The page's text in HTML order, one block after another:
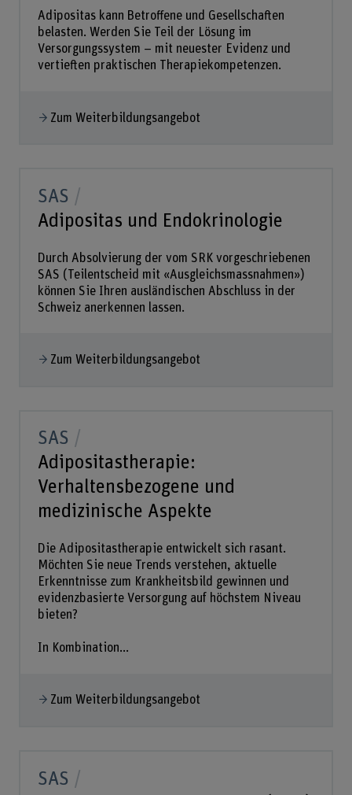
Adipositas kann Betroffene und Gesellschaften
belasten. Werden Sie Teil der Lösung im
Versorgungssystem – mit neuester Evidenz und
vertieften praktischen Therapiekompetenzen.
Zum Weiterbildungsangebot
SAS
Adipositas und Endokrinologie
Durch Absolvierung der vom SRK vorgeschriebenen
SAS (Teilentscheid mit «Ausgleichsmassnahmen»)
können Sie Ihren ausländischen Abschluss in der
Schweiz anerkennen lassen.
Zum Weiterbildungsangebot
SAS
Adipositastherapie:
Verhaltensbezogene und
medizinische Aspekte
Die Adipositastherapie entwickelt sich rasant.
Möchten Sie neue Trends verstehen, aktuelle
Erkenntnisse zum Krankheitsbild gewinnen und
evidenzbasierte Versorgung auf höchstem Niveau
bieten?
In Kombination...
Zum Weiterbildungsangebot
SAS